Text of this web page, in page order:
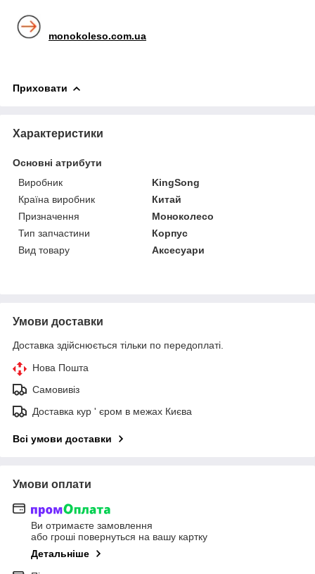
monokoleso.com.ua
Приховати
Характеристики
Основні атрибути
Виробник
KingSong
Країна виробник
Китай
Призначення
Моноколесо
Тип запчастини
Корпус
Вид товару
Аксесуари
Умови доставки
Доставка здійснюється тільки по передоплаті.
Нова Пошта
Самовивіз
Доставка кур ' єром в межах Києва
Всі умови доставки
Умови оплати
Ви отримаєте замовлення
або гроші повернуться на вашу картку
Детальніше